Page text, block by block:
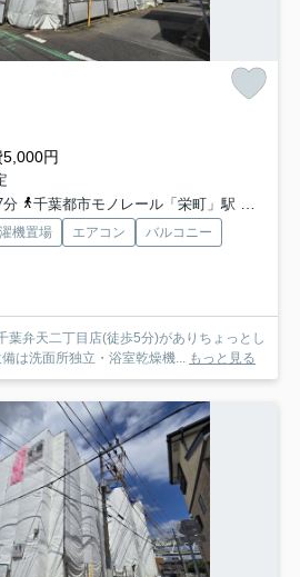
円
分
千葉都市モノレール「栄町」駅 徒歩5分
機置場 エアコン
バルコニー
葉弁天二丁目店(徒歩5分)がありちょっとし
は洗面所独立・浴室乾燥機... もっと見る